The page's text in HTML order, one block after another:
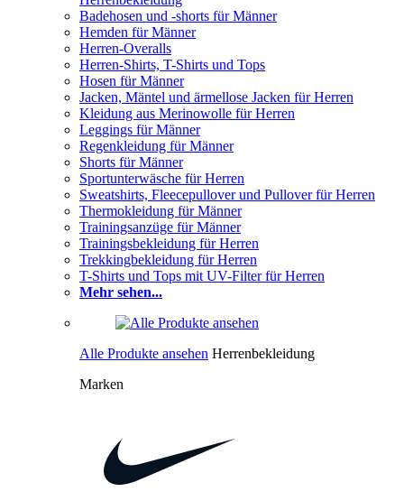
Badehosen und -shorts für Männer
Hemden für Männer
Herren-Overalls
Herren-Shirts, T-Shirts und Tops
Hosen für Männer
Jacken, Mäntel und ärmellose Jacken für Herren
Kleidung aus Merinowolle für Herren
Leggings für Männer
Regenkleidung für Männer
Shorts für Männer
Sportunterwäsche für Herren
Sweatshirts, Fleecepullover und Pullover für Herren
Thermokleidung für Männer
Trainingsanzüge für Männer
Trainingsbekleidung für Herren
Trekkingbekleidung für Herren
T-Shirts und Tops mit UV-Filter für Herren
Mehr sehen...
Alle Produkte ansehen Herrenbekleidung
Marken